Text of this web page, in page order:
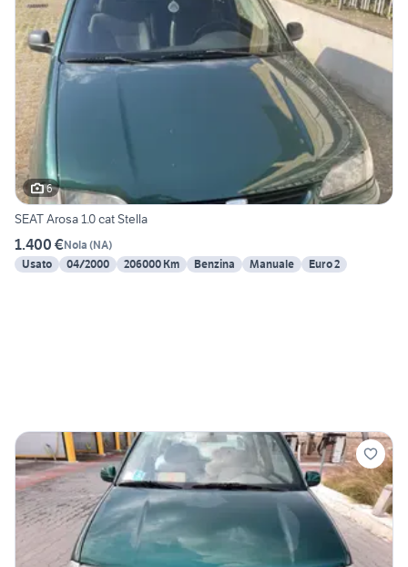
6
SEAT Arosa 1.0 cat Stella
1.400 €Nola (NA)
Usato
04/2000 206000 Km Benzina Manuale Euro 2